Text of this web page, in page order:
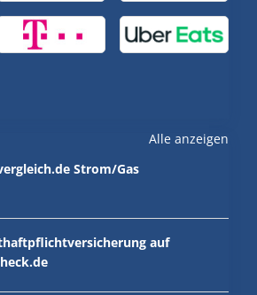
Alle anzeigen
Strom/Gas
auf